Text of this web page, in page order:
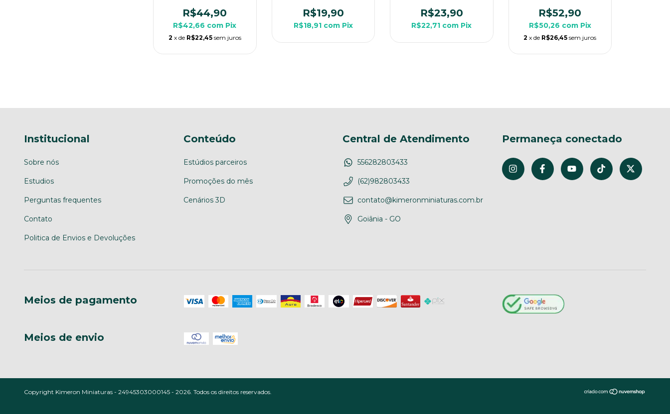
Mesa
R$44,90
R$42,66 com Pix
2 x de R$22,45 sem juros
Mesa
R$19,90
R$18,91 com Pix
Mesa
R$23,90
R$22,71 com Pix
Mesa
R$52,90
R$50,26 com Pix
2 x de R$26,45 sem juros
Institucional
Sobre nós
Estudios
Perguntas frequentes
Contato
Politica de Envios e Devoluções
Conteúdo
Estúdios parceiros
Promoções do mês
Cenários 3D
Central de Atendimento
556282803433
(62)982803433
contato@kimeronminiaturas.com.br
Goiânia - GO
Permaneça conectado
Meios de pagamento
Meios de envio
Copyright Kimeron Miniaturas - 24945303000145 - 2026. Todos os direitos reservados.